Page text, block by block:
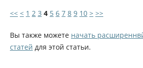
<< < 1 2 3 4 5 6 7 8 9 10 > >>
Вы также можете начать
статей для этой статьи.